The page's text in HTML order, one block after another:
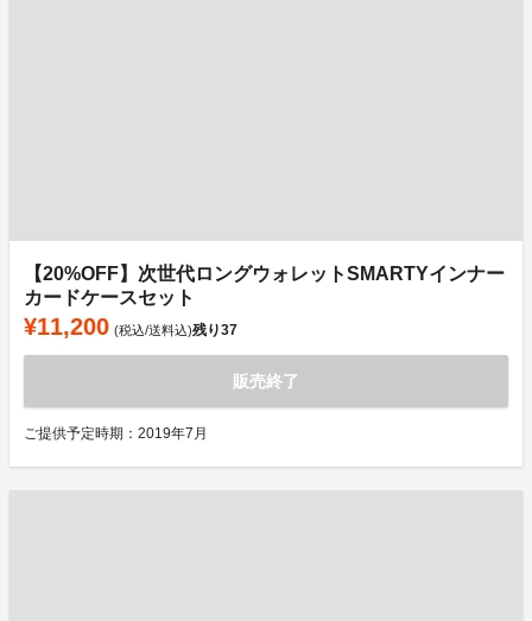
【20%OFF】次世代ロングウォレットSMARTYインナー
カードケースセット
¥11,200 (税込/送料込)残り37
販売終了
ご提供予定時期：2019年7月